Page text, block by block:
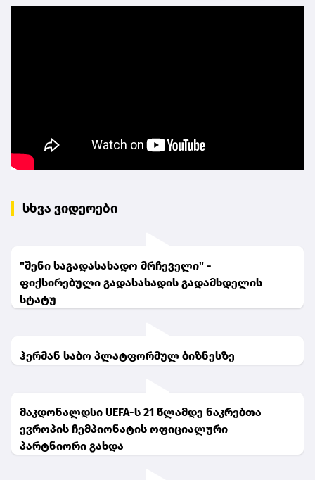
სხვა ვიდეოები
"შენი საგადასახადო მრჩეველი" -
ფიქსირებული გადასახადის გადამხდელის
სტატუ
ჰერმან საბო პლატფორმულ ბიზნესზე
მაკდონალდსი UEFA-ს 21 წლამდე ნაკრებთა
ევროპის ჩემპიონატის ოფიციალური
პარტნიორი გახდა